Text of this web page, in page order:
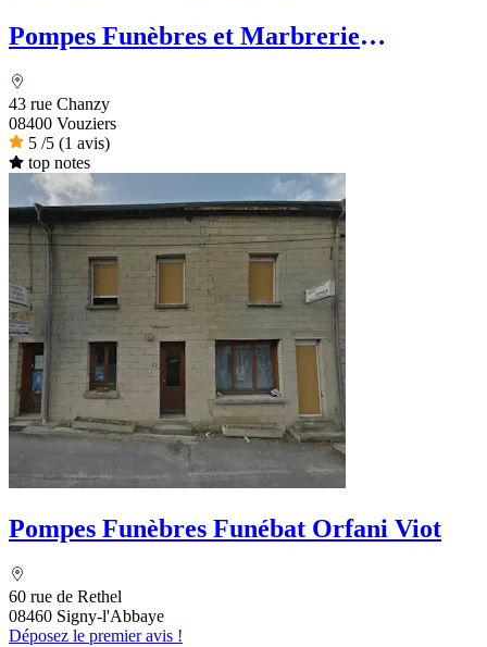
Pompes Funèbres et Marbrerie
43 rue Chanzy
08400 Vouziers
5 /5 (1 avis)
top notes
Pompes Funèbres Funébat Orfani Viot
60 rue de Rethel
08460 Signy-l'Abbaye
Déposez le premier avis !